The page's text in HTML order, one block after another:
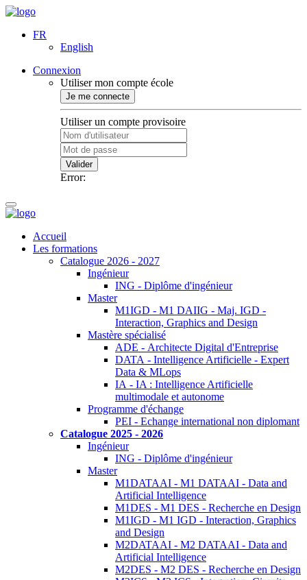
FR
English
Connexion
Utiliser mon compte école
Je me connecte
Utiliser un compte provisoire
Valider
Error:
Accueil
Les formations
Catalogue 2026 - 2027
Ingénieur
ING - Diplôme d'ingénieur
Master
M1IGD - M1 DAIIG - Maj. IGD -
Interaction, Graphics and Design
Mastère spécialisé
ADE - Architecte Digital d'Entreprise
DATA - Intelligence Artificielle - Expert
Data & MLops
IA - IA : Intelligence Artificielle
multimodale et autonome
Programme d'échange
PEI - Echange international non diplomant
Catalogue 2025 - 2026
Ingénieur
ING - Diplôme d'ingénieur
Master
M1DATAAI - M1 DATAAI - Data and
Artificial Intelligence
M1DES - M1 DES - Recherche en Design
M1IGD - M1 IGD - Interaction, Graphics
and Design
M2DATAAI - M2 DATAAI - Data and
Artificial Intelligence
M2DES - M2 DES - Recherche en Design